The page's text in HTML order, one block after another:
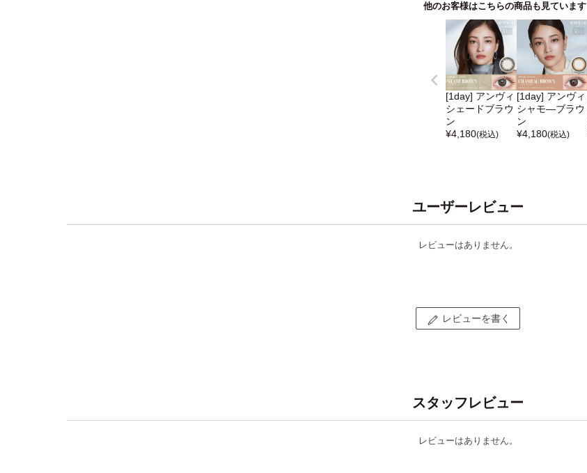
他のお客様はこちらの商品も見ています
[1day] アンヴィ
シェードブラウ
ン
¥4,180(税込)
[1day] アンヴィ
シャモ―ブラウ
ン
¥4,180(税込)
ユーザーレビュー
レビューはありません。
レビューを書く
スタッフレビュー
レビューはありません。